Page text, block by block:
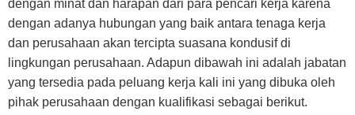
dengan minat dan harapan dari para pencari kerja karena
dengan adanya hubungan yang baik antara tenaga kerja
dan perusahaan akan tercipta suasana kondusif di
lingkungan perusahaan. Adapun dibawah ini adalah jabatan
yang tersedia pada peluang kerja kali ini yang dibuka oleh
pihak perusahaan dengan kualifikasi sebagai berikut.